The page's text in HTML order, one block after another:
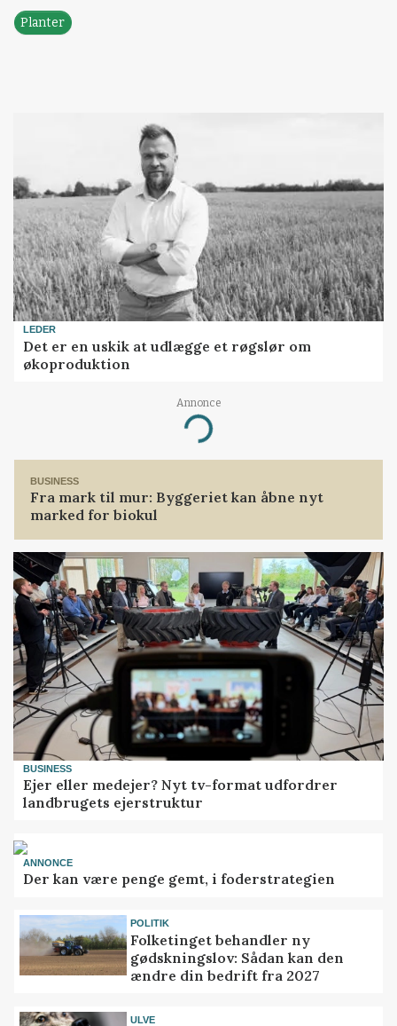
Planter
LEDER
Det er en uskik at udlægge et røgslør om
økoproduktion
Annonce
Loading...
BUSINESS
Fra mark til mur: Byggeriet kan åbne nyt
marked for biokul
BUSINESS
Ejer eller medejer? Nyt tv-format udfordrer
landbrugets ejerstruktur
ANNONCE
Der kan være penge gemt, i foderstrategien
POLITIK
Folketinget behandler ny
gødskningslov: Sådan kan den
ændre din bedrift fra 2027
ULVE